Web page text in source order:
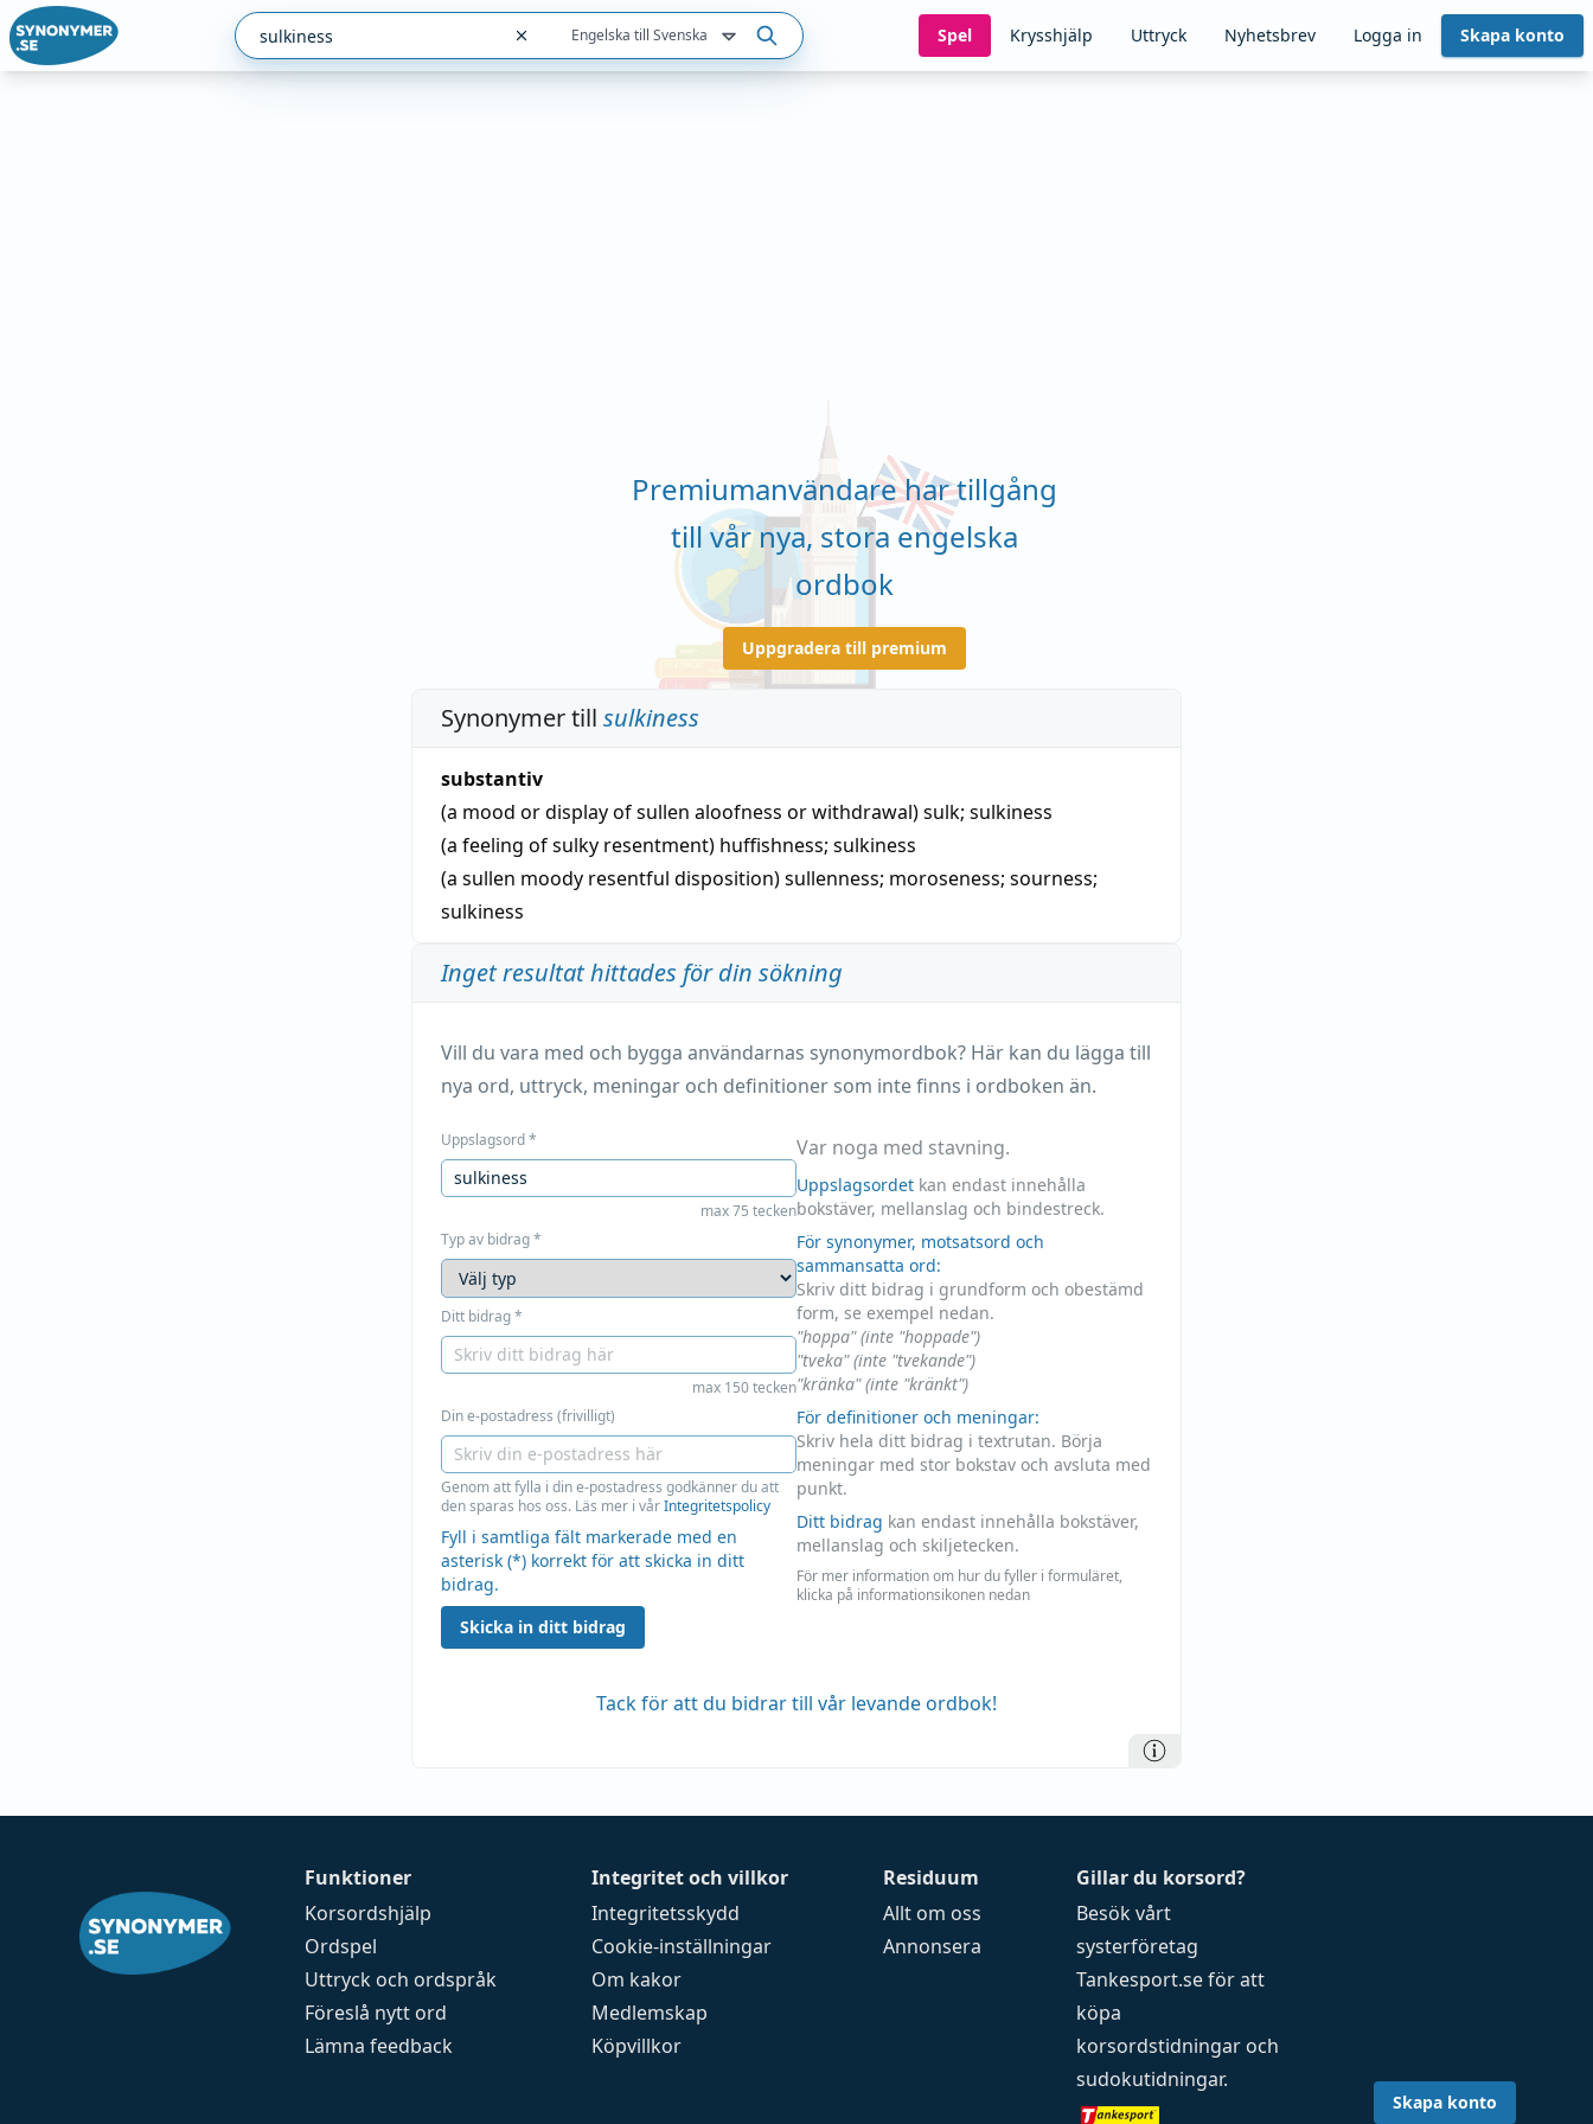
Engelska till Svenska Spel Krysshjälp Uttryck Nyhetsbrev Logga in Skapa konto
Premiumanvändare har tillgång
till vår nya, stora engelska
ordbok
Uppgradera till premium
Synonymer till sulkiness
substantiv
(a mood or display of sullen aloofness or withdrawal)sulk; sulkiness
(a feeling of sulky resentment) huffishness; sulkiness
(a sullen moody resentful disposition)sullenness; moroseness; sourness;
sulkiness
Inget resultat hittades för din sökning
Vill du vara med och bygga användarnas synonymordbok? Här kan du lägga till
nya ord, uttryck, meningar och definitioner som inte finns i ordboken än.
Uppslagsord*
max 75 tecken
Typ av bidrag*
Ditt bidrag*
max 150 tecken
Din e-postadress (frivilligt)
Genom att fylla i din e-postadress godkänner du att
den sparas hos oss. Läs mer i vårIntegritetspolicy
Fyll i samtliga fält markerade med en
asterisk (*) korrekt för att skicka in ditt
bidrag.
Skicka in ditt bidrag
Var noga med stavning.
Uppslagsordet kan endast innehålla
bokstäver, mellanslag och bindestreck.
För synonymer, motsatsord och
sammansatta ord:
Skriv ditt bidrag i grundform och obestämd
form, se exempel nedan.
"hoppa" (inte "hoppade")
"tveka" (inte "tvekande")
"kränka" (inte "kränkt")
För definitioner och meningar:
Skriv hela ditt bidrag i textrutan. Börja
meningar med stor bokstav och avsluta med
punkt.
Ditt bidrag kan endast innehålla bokstäver,
mellanslag och skiljetecken.
För mer information om hur du fyller i formuläret,
klicka på informationsikonen nedan
Tack för att du bidrar till vår levande ordbok!
Funktioner
Korsordshjälp
Ordspel
Uttryck och ordspråk
Föreslå nytt ord
Lämna feedback
Integritet och villkor
Integritetsskydd
Cookie-inställningar
Om kakor
Medlemskap
Köpvillkor
Residuum
Allt om oss
Annonsera
Gillar du korsord?
Besök vårt
systerföretag
Tankesport.seför att
köpa
korsordstidningar och
sudokutidningar.
Skapa konto